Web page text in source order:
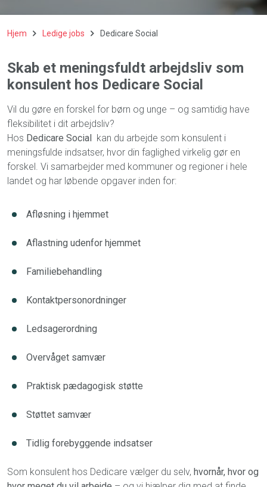
Hjem Ledige jobs Dedicare Social
Skab et meningsfuldt arbejdsliv som
konsulent hos Dedicare Social
Vil du gøre en forskel for børn og unge – og samtidig have
fleksibilitet i dit arbejdsliv?
Hos Dedicare Social kan du arbejde som konsulent i
meningsfulde indsatser, hvor din faglighed virkelig gør en
forskel. Vi samarbejder med kommuner og regioner i hele
landet og har løbende opgaver inden for:
Afløsning i hjemmet
Aflastning udenfor hjemmet
Familiebehandling
Kontaktpersonordninger
Ledsagerordning
Overvåget samvær
Praktisk pædagogisk støtte
Støttet samvær
Tidlig forebyggende indsatser
Som konsulent hos Dedicare vælger du selv, hvornår, hvor og